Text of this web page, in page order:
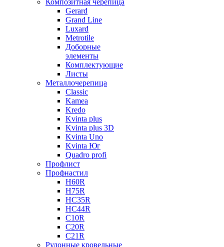
Композитная черепица
Gerard
Grand Line
Luxard
Metrotile
Доборные
элементы
Комплектующие
Листы
Металлочерепица
Classic
Kamea
Kredo
Kvinta plus
Kvinta plus 3D
Kvinta Uno
Kvinta Юг
Quadro profi
Профлист
Профнастил
Н60R
Н75R
НС35R
НС44R
С10R
С20R
С21R
Рулонные кровельные